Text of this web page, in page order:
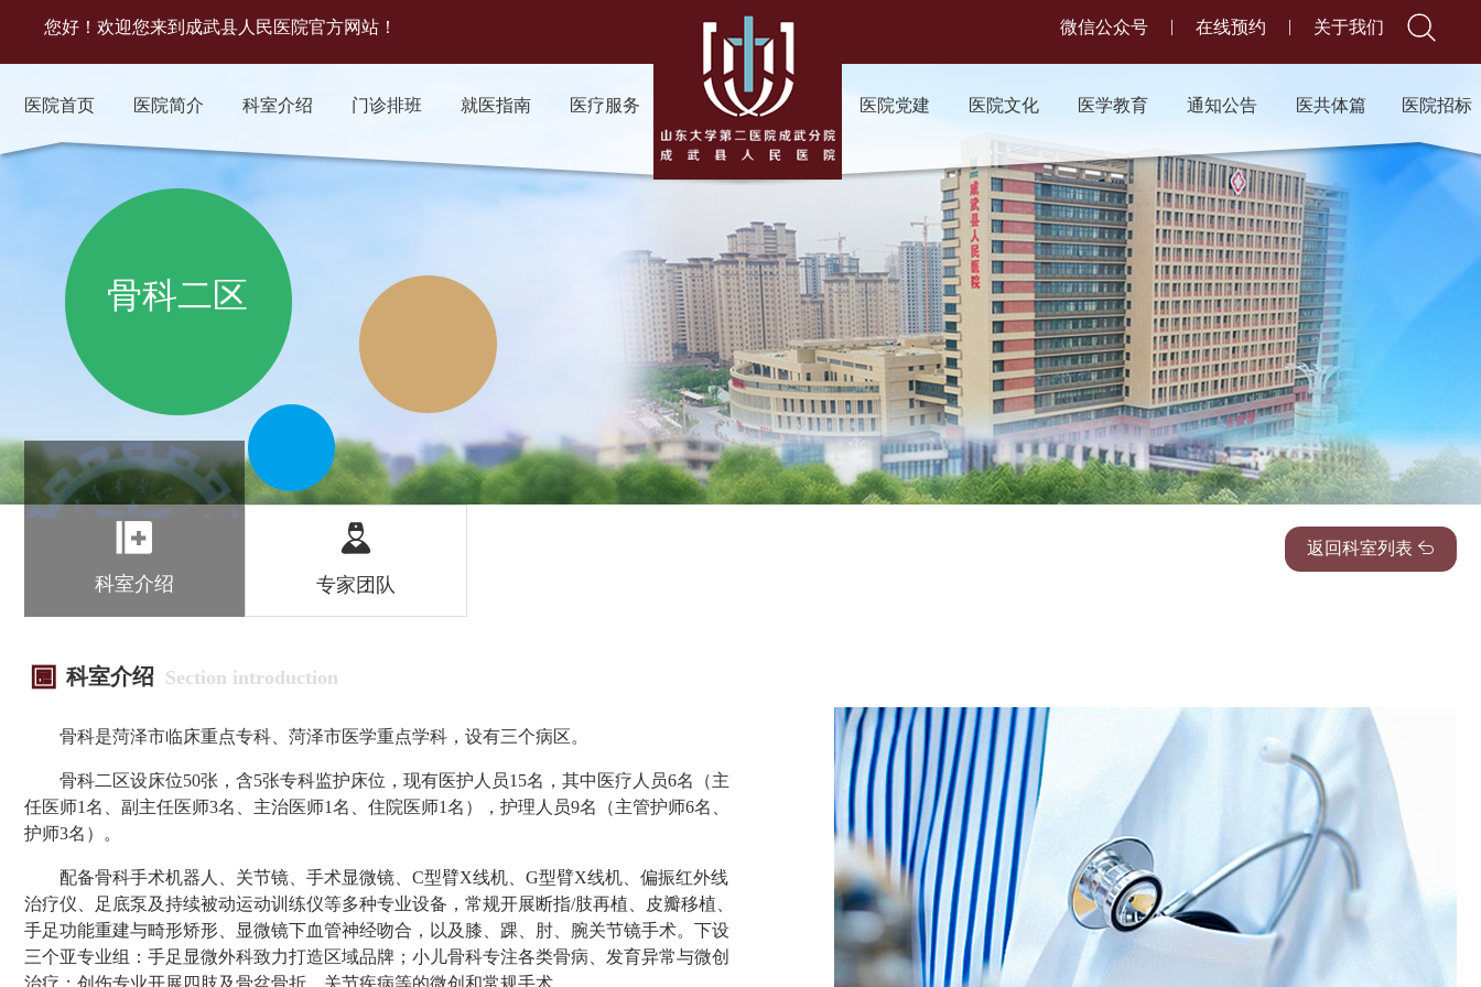
您好！欢迎您来到成武县人民医院官方网站！ 微信公众号 | 在线预约 | 关于我们
医院首页 医院简介 科室介绍 门诊排班 就医指南 医疗服务 医院党建 医院文化 医学教育 通知公告 医共体篇 医院招标
骨科二区
科室介绍 专家团队
返回科室列表
科室介绍 Section introduction
骨科是菏泽市临床重点专科 菏泽市医学重点学科 ， 设有三个病区。
骨科二区设床位50张，含5张专科监护床位 ， 现有医护人员15名，其中医疗人员6名 （主
任医师1名、副主任医师3名、主治医师1名 住院医师1名 ） ，护理 人员9名 （主管护师6名
护师3名 ） 。
配备骨科手术机器人、关节镜、手术显微镜、 C型臂X线机、G型臂X线机、 偏振红外线
治疗仪、足底泵及持续被动运动训练仪等多种专业设备，常规开展断指/肢再植、皮瓣移植、
手足功能重建与畸形矫形、显微镜下血管神经吻合，以及 膝、 踝、肘、腕关节镜手术。下设
三个亚专业组：手足显微外科致力打造区域品牌；小儿骨科专注各类骨病、发育异常与微创